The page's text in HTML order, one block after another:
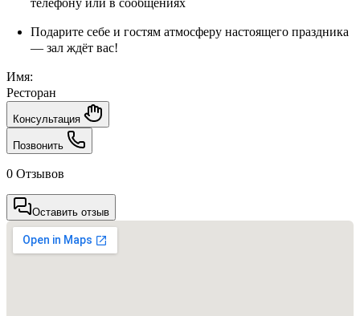
Подарите себе и гостям атмосферу настоящего праздника
— зал ждёт вас!
Имя:
Ресторан
Консультация
Позвонить
0 Отзывов
Оставить отзыв